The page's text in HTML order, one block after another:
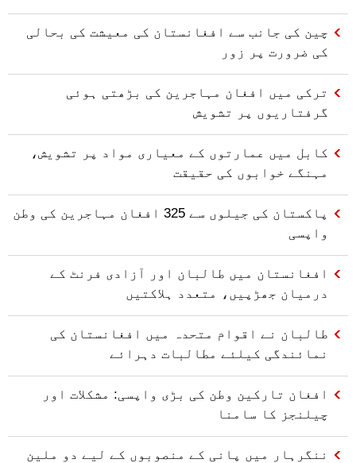
چین کی جانب سے افغانستان کی معیشت کی بحالی
کی ضرورت پر زور
ترکی میں افغان مہاجرین کی بڑھتی ہوئی
گرفتاریوں پر تشویش
کابل میں عمارتوں کے معیاری مواد پر تشویش،
مہنگے خوابوں کی حقیقت
پاکستان کی جیلوں سے 325 افغان مہاجرین کی وطن
واپسی
افغانستان میں طالبان اور آزادی فرنٹ کے
درمیان جھڑپیں، متعدد ہلاکتیں
طالبان نے اقوام متحدہ میں افغانستان کی
نمائندگی کیلئے مطالبات دہرائے
افغان تارکین وطن کی بڑی واپسی: مشکلات اور
چیلنجز کا سامنا
ننگرہار میں پانی کے منصوبوں کے لیے دو ملین